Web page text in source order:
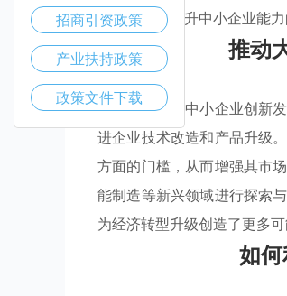
政府支持是提升中小企业能
推动
大连市为推动中小企业创新
进企业技术改造和产品升级
方面的门槛，从而增强其市
能制造等新兴领域进行探索
为经济转型升级创造了更多可
如
招商引资政策
产业扶持政策
政策文件下载